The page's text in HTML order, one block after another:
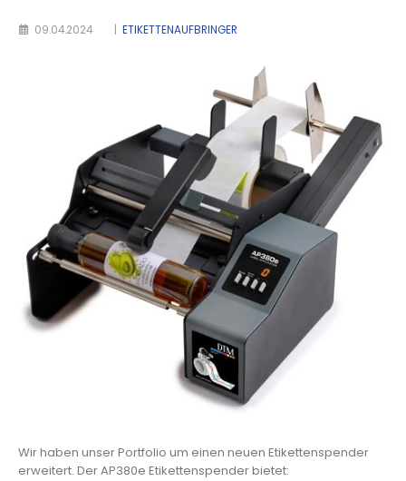
09.04.2024 ETIKETTENAUFBRINGER
Wir haben unser Portfolio um einen neuen Etikettenspender
erweitert. Der AP380e Etikettenspender bietet: